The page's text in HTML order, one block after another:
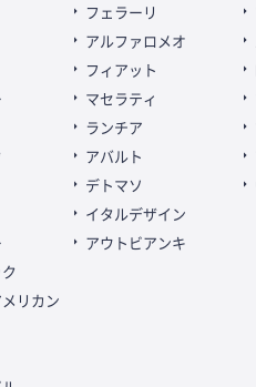
リカン
フェラーリ
アルファロメオ
フィアット
マセラティ
ランチア
アバルト
デトマソ
イタルデザイン
アウトビアンキ